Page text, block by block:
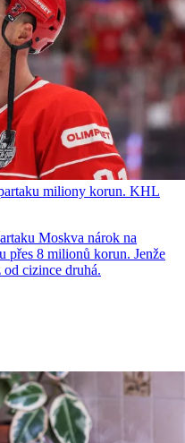
miliony korun. KHL
Moskva nárok na
přes 8 milionů korun. Jenže
cizince druhá.